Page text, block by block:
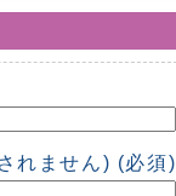
れません) (必須)